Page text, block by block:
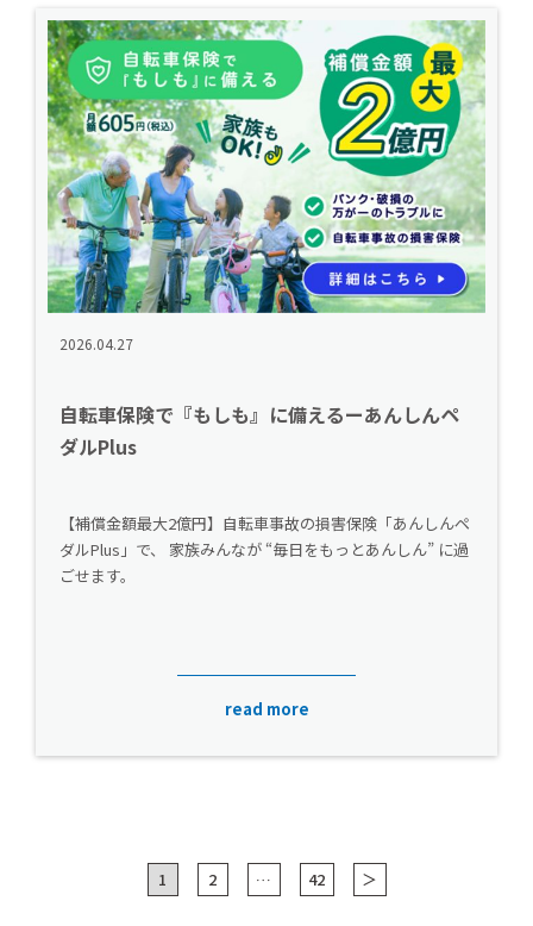
2026.04.27
自転車保険で『もしも』に備えるーあんしんペ
ダルPlus
【補償金額最大2億円】自転車事故の損害保険「あんしんペ
ダルPlus」で、 家族みんなが “毎日をもっとあんしん” に過
ごせます。
read more
1 2 … 42 ＞